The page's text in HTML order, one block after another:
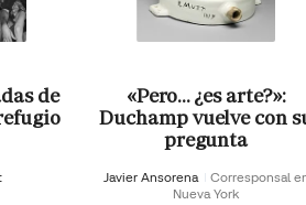
de
«Pero… ¿es arte?»:
Duchamp vuelve con
pregunta
Javier Ansorena
Corresponsal
Nueva York